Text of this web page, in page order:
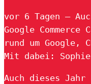
vor 6 Tagen —
Google
rund um Google,
Mit dabei:
Auch dieses Jahr